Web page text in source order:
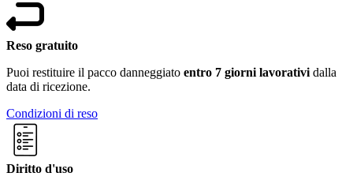
Reso gratuito
Puoi restituire il pacco danneggiato entro 7 giorni lavorativi dalla
data di ricezione.
Condizioni di reso
Diritto d'uso